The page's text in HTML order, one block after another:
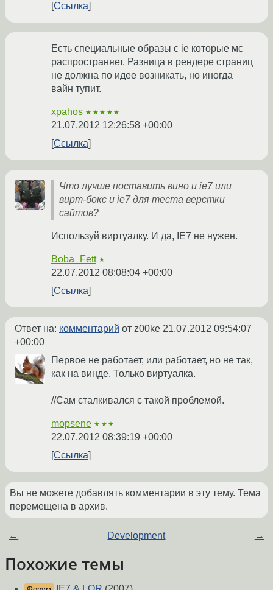
Ссылка
Есть специальные образы с ie которые мс
распространяет. Разница в рендере страниц
не должна по идее возникать, но иногда
вайн тупит.
xpahos ★★★★★
21.07.2012 12:26:58 +00:00
Ссылка
Что лучше поставить вино и ie7 или
вирт-бокс и ie7 для теста верстки
сайтов?
Используй виртуалку. И да, IE7 не нужен.
Boba_Fett ★
22.07.2012 08:08:04 +00:00
Ссылка
Ответ на: комментарий от z00ke 21.07.2012 09:54:07
+00:00
Первое не работает, или работает, но не так,
как на винде. Только виртуалка.
//Сам сталкивался с такой проблемой.
mopsene ★★★
22.07.2012 08:39:19 +00:00
Ссылка
Вы не можете добавлять комментарии в эту тему. Тема
перемещена в архив.
← Development →
Похожие темы